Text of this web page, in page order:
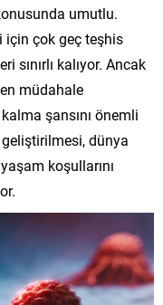
umutlu.
için çok geç teşhis
sınırlı kalıyor. Ancak
müdahale
şansını önemli
dünya
koşullarını